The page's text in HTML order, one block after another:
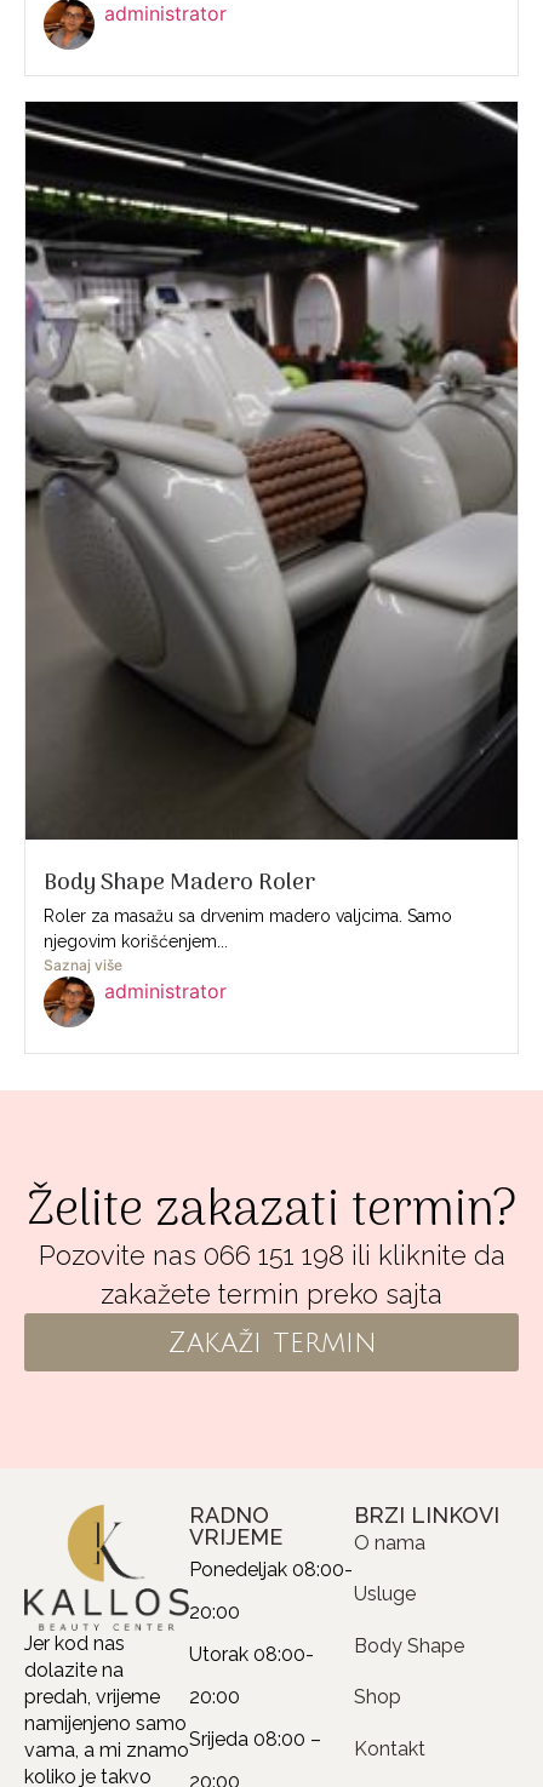
administrator
Body Shape Madero Roler
Roler za masažu sa drvenim madero valjcima. Samo
njegovim korišćenjem...
Saznaj više
administrator
Želite zakazati termin?
Pozovite nas 066 151 198 ili kliknite da
zakažete termin preko sajta
Zakaži termin
Jer kod nas
dolazite na
predah, vrijeme
namijenjeno samo
vama, a mi znamo
koliko je takvo
RADNO
VRIJEME
Ponedeljak 08:00-
20:00
Utorak 08:00-
20:00
Srijeda 08:00 –
20:00
BRZI LINKOVI
O nama
Usluge
Body Shape
Shop
Kontakt